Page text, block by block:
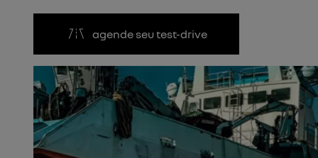
agende seu test-drive